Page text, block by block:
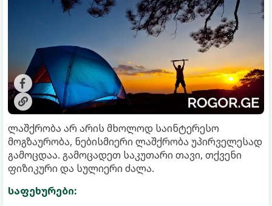
ლაშქრობა არ არის მხოლოდ საინტერესო
მოგზაურობა, ნებისმიერი ლაშქრობა უპირველესად
გამოცდაა. გამოცადეთ საკუთარი თავი, თქვენი
ფიზიკური და სულიერი ძალა.
საფეხურები: